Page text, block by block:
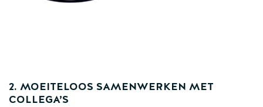
2. MOEITELOOS SAMENWERKEN MET
COLLEGA’S